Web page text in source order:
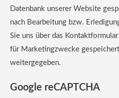
Datenbank unserer Website
nach Bearbeitung bzw.
Sie uns über das
für Marketingzwecke
weitergegeben.
Google reCAPTCHA